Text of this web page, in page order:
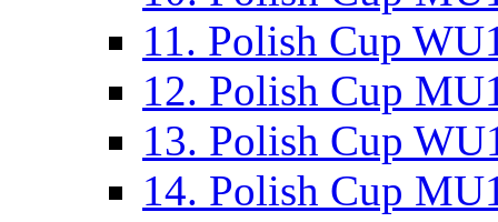
11. Polish Cup
12. Polish Cup
13. Polish Cup
14. Polish Cup